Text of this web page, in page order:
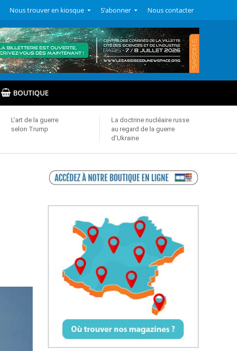
Nous trouver en kiosque S’abonner Nous contacter
BOUTIQUE
L’art de la guerre
selon Trump
La doctrine nucléaire russe
au regard de la guerre
d’Ukraine